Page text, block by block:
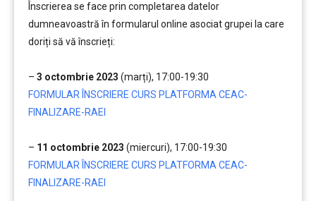
Înscrierea se face prin completarea datelor
dumneavoastră în formularul online asociat grupei la care
doriți să vă înscrieți:
– 3 octombrie 2023 (marți), 17:00-19:30
FORMULAR ÎNSCRIERE CURS PLATFORMA CEAC-
FINALIZARE-RAEI
– 11 octombrie 2023 (miercuri), 17:00-19:30
FORMULAR ÎNSCRIERE CURS PLATFORMA CEAC-
FINALIZARE-RAEI